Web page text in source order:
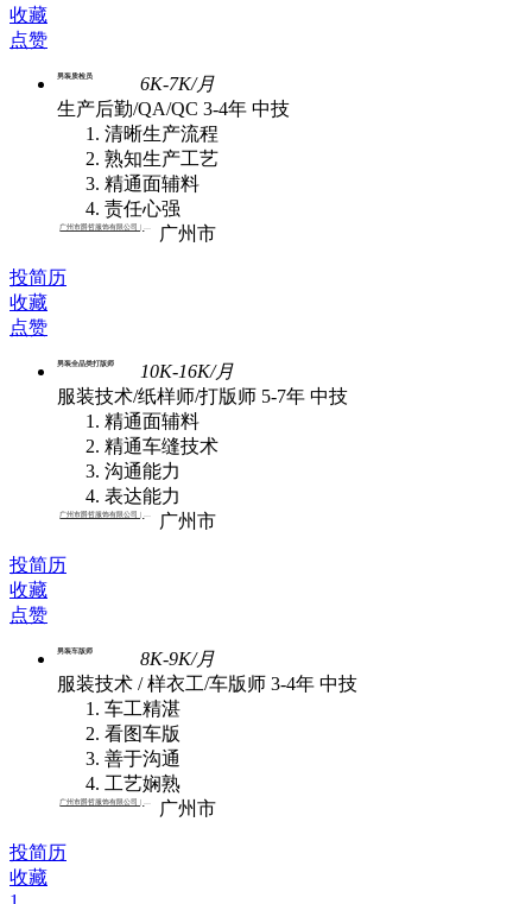
收藏
点赞
男装质检员
6K-7K/月
生产后勤/QA/QC 3-4年 中技
清晰生产流程
熟知生产工艺
精通面辅料
责任心强
广州市
投简历
收藏
点赞
男装全品类打版师
10K-16K/月
服装技术/纸样师/打版师 5-7年 中技
精通面辅料
精通车缝技术
沟通能力
表达能力
广州市
投简历
收藏
点赞
男装车版师
8K-9K/月
服装技术 / 样衣工/车版师 3-4年 中技
车工精湛
看图车版
善于沟通
工艺娴熟
广州市
投简历
收藏